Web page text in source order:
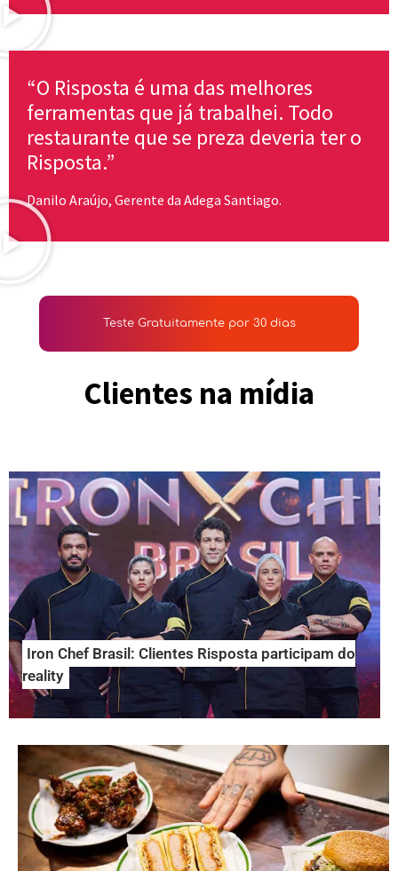
“O Risposta é uma das melhores
ferramentas que já trabalhei. Todo
restaurante que se preza deveria ter o
Risposta.”
Danilo Araújo, Gerente da Adega Santiago.
Clientes na mídia
Iron Chef Brasil: Clientes Risposta participam do
reality